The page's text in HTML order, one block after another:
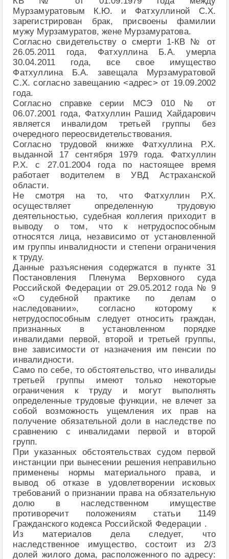
Мурзамуратовым К.Ю. и Фатхуллиной С.Х.
зарегистрирован брак, присвоены фамилии
мужу Мурзамуратов, жене Мурзамуратова.
Согласно свидетельству о смерти 1-КВ № от
26.05.2011 года, Фатхуллина Б.А. умерла
30.04.2011 года, все свое имущество
Фатхуллина Б.А. завещала Мурзамуратовой
С.Х. согласно завещанию <адрес> от 19.09.2002
года.
Согласно справке серии МСЭ 010 № от
06.07.2001 года, Фатхуллин Рашид Хайдарович
является инвалидом третьей группы без
очередного переосвидетельствования.
Согласно трудовой книжке Фатхуллина Р.Х.
выданной 17 сентября 1979 года. Фатхуллин
Р.Х. с 27.01.2004 года по настоящее время
работает водителем в УВД Астраханской
области.
Не смотря на то, что Фатхуллин Р.Х.
осуществляет определенную трудовую
деятельностью, судебная коллегия приходит в
выводу о том, что к нетрудоспособным
относятся лица, независимо от установленной
им группы инвалидности и степени ограничения
к труду.
Данные разъяснения содержатся в пункте 31
Постановления Пленума Верховного суда
Российской Федерации от 29.05.2012 года № 9
«О судебной практике по делам о
наследовании», согласно которому к
нетрудоспособным следует относить граждан,
признанных в установленном порядке
инвалидами первой, второй и третьей группы,
вне зависимости от назначения им пенсии по
инвалидности.
Само по себе, то обстоятельство, что инвалиды
третьей группы имеют только некоторые
ограничения к труду и могут выполнять
определенные трудовые функции, не влечет за
собой возможность ущемления их прав на
получение обязательной доли в наследстве по
сравнению с инвалидами первой и второй
групп.
При указанных обстоятельствах судом первой
инстанции при вынесении решения неправильно
применены нормы материального права, и
вывод об отказе в удовлетворении исковых
требований о признании права на обязательную
долю в наследственном имуществе
противоречит положениям статьи 1149
Гражданского кодекса Российской Федерации .
Из материалов дела следует, что
наследственное имущество, состоит из 2/3
долей жилого дома, расположенного по адресу: